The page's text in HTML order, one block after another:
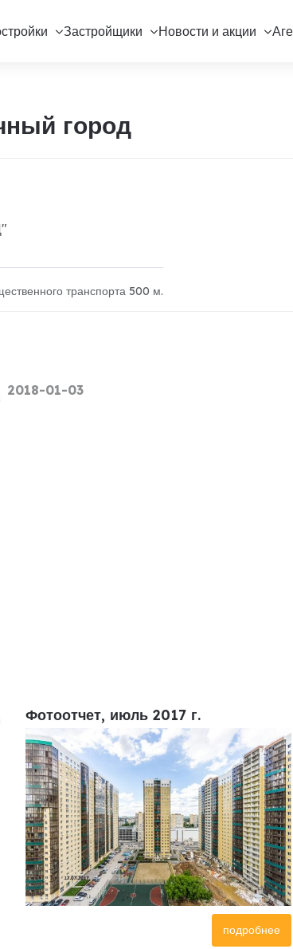
Застройщики Новости и акции
город
транспорта 500 м.
2018-01-03
Фотоотчет, июль 2017 г.
подробнее